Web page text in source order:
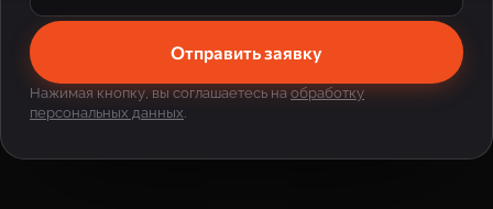
Отправить заявку
Нажимая кнопку, вы соглашаетесь наобработку
персональных данных